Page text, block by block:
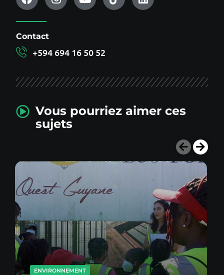
Contact
+594 694 16 50 52
Vous pourriez aimer ces
sujets
ENVIRONNEMENT